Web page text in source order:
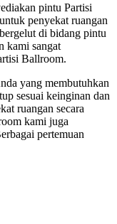
pintu Partisi
penyekat ruangan
di bidang pintu
kami sangat
Ballroom.
yang membutuhkan
sesuai keinginan dan
ruangan secara
kami juga
pertemuan